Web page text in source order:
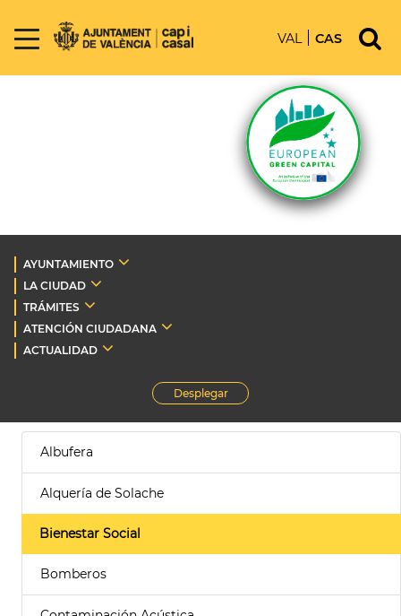
VAL CAS
AYUNTAMIENTO
LA CIUDAD
TRÁMITES
ATENCIÓN CIUDADANA
ACTUALIDAD
Desplegar
Albufera
Alquería de Solache
Bienestar Social
Bomberos